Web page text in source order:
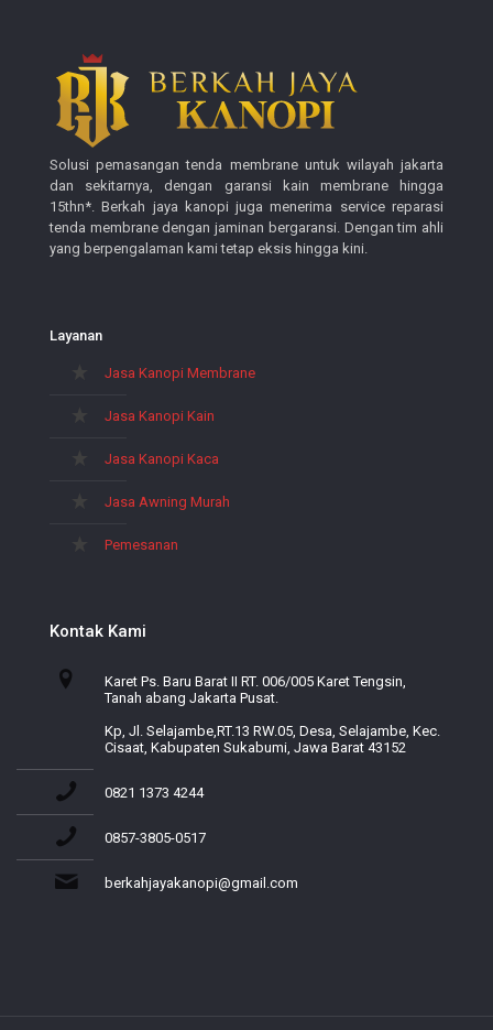
Solusi pemasangan tenda membrane untuk wilayah jakarta
dan sekitarnya, dengan garansi kain membrane hingga
15thn*. Berkah jaya kanopi juga menerima service reparasi
tenda membrane dengan jaminan bergaransi. Dengan tim ahli
yang berpengalaman kami tetap eksis hingga kini.
Layanan
Jasa Kanopi Membrane
Jasa Kanopi Kain
Jasa Kanopi Kaca
Jasa Awning Murah
Pemesanan
Kontak Kami
Karet Ps. Baru Barat II RT. 006/005 Karet Tengsin,
Tanah abang Jakarta Pusat.
Kp, Jl. Selajambe,RT.13 RW.05, Desa, Selajambe, Kec.
Cisaat, Kabupaten Sukabumi, Jawa Barat 43152
0821 1373 4244
0857-3805-0517
berkahjayakanopi@gmail.com